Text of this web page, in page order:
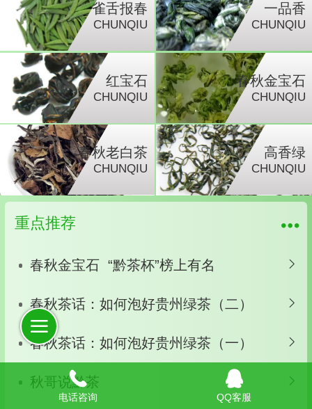
雀舌报春
CHUNQIU
一品香
CHUNQIU
红宝石
CHUNQIU
春秋金宝石
CHUNQIU
春秋老白茶
CHUNQIU
高香绿
CHUNQIU
重点推荐
春秋金宝石 “黔茶杯”榜上有名
春秋茶话：如何泡好贵州绿茶（二）
春秋茶话：如何泡好贵州绿茶（一）
秋哥说黔茶
电话咨询 QQ客服